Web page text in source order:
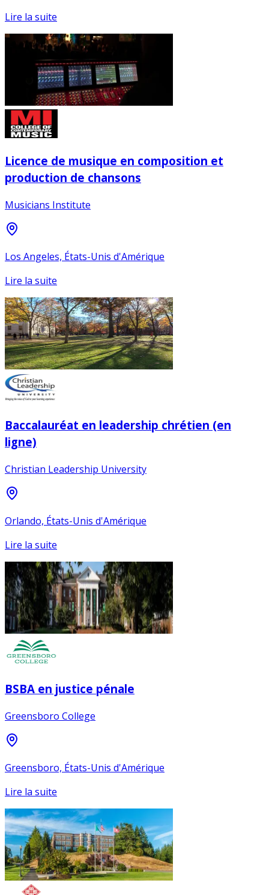
Lire la suite
Licence de musique en composition et
production de chansons
Musicians Institute
Los Angeles, États-Unis d'Amérique
Lire la suite
Baccalauréat en leadership chrétien (en
ligne)
Christian Leadership University
Orlando, États-Unis d'Amérique
Lire la suite
BSBA en justice pénale
Greensboro College
Greensboro, États-Unis d'Amérique
Lire la suite